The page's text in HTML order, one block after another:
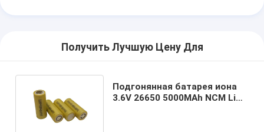
Получить Лучшую Цену Для
Подгонянная батарея иона
3.6V 26650 5000MAh NCM Li